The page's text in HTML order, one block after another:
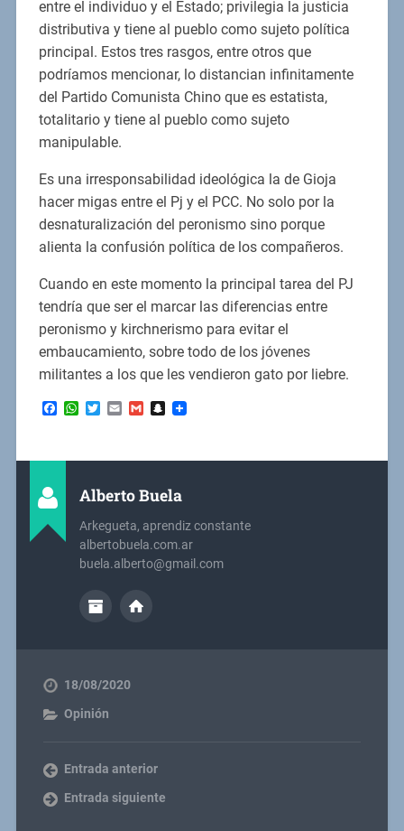
entre el individuo y el Estado; privilegia la justicia
distributiva y tiene al pueblo como sujeto política
principal. Estos tres rasgos, entre otros que
podríamos mencionar, lo distancian infinitamente
del Partido Comunista Chino que es estatista,
totalitario y tiene al pueblo como sujeto
manipulable.
Es una irresponsabilidad ideológica la de Gioja
hacer migas entre el Pj y el PCC. No solo por la
desnaturalización del peronismo sino porque
alienta la confusión política de los compañeros.
Cuando en este momento la principal tarea del PJ
tendría que ser el marcar las diferencias entre
peronismo y kirchnerismo para evitar el
embaucamiento, sobre todo de los jóvenes
militantes a los que les vendieron gato por liebre.
Facebook
WhatsApp
Twitter
EmailGmailSnapchat
Alberto Buela
Arkegueta, aprendiz constante
albertobuela.com.ar
buela.alberto@gmail.com
18/08/2020
Opinión
Entrada anterior
Entrada siguiente